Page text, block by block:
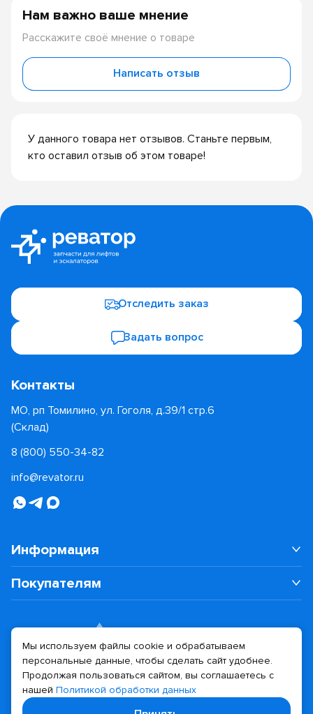
У данного товара нет отзывов. Станьте первым,
кто оставил отзыв об этом товаре!
Нам важно ваше мнение
Расскажите своё мнение о товаре
Написать отзыв
Отследить заказ
Задать вопрос
Контакты
МО, рп Томилино, ул. Гоголя, д.39/1 стр.6
(Склад)
8 (800) 550-34-82
info@revator.ru
Информация
Покупателям
Дизайн сайта Разработка сайта
Мы используем файлы cookie и обрабатываем
персональные данные, чтобы сделать сайт удобнее.
Продолжая пользоваться сайтом, вы соглашаетесь с
нашей Политикой обработки данных